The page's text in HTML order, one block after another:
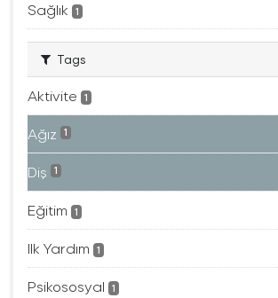
Sağlık 1
Tags
Aktivite 1
Ağız 1
Diş 1
Eğitim 1
Ilk Yardım 1
Psikososyal 1